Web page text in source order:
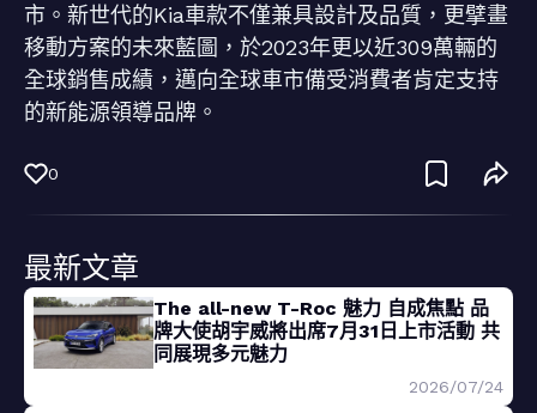
市。新世代的Kia車款不僅兼具設計及品質，更擘畫
移動方案的未來藍圖，於2023年更以近309萬輛的
全球銷售成績，邁向全球車市備受消費者肯定支持
的新能源領導品牌。
0
最新文章
The all-new T-Roc 魅力 自成焦點 品
牌大使胡宇威將出席7月31日上市活動 共
同展現多元魅力
2026/07/24